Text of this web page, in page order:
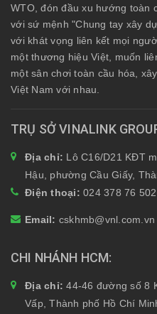
WTO, đón đầu xu hướng toàn
với sứ mệnh "Chung tay xây
với khát vọng liên kết mọi
một thương hiệu Việt, muốn
một sân chơi toàn cầu hóa,
Việt Nam với nhau.
TRỤ SỞ VINALINK
Địa chỉ: Lô C16/D21 KĐT
Hậu, phường Cầu Giấy,
Điện thoại: 024 378 76 502
Email: cskhmb@vnl.com.vn
CHI NHÁNH HCM
Địa chỉ:44-46 đường số 8
Vấp, Thành phố Hồ Chí